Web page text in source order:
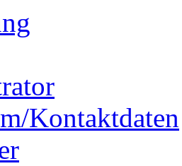
Kontaktdaten